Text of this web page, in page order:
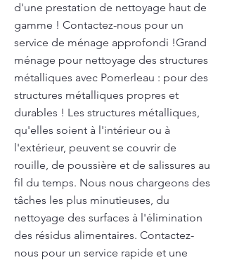
d'une prestation de nettoyage haut de
gamme ! Contactez-nous pour un
service de ménage approfondi !Grand
ménage pour nettoyage des structures
métalliques avec Pomerleau : pour des
structures métalliques propres et
durables ! Les structures métalliques,
qu'elles soient à l'intérieur ou à
l'extérieur, peuvent se couvrir de
rouille, de poussière et de salissures au
fil du temps. Nous nous chargeons des
tâches les plus minutieuses, du
nettoyage des surfaces à l'élimination
des résidus alimentaires. Contactez-
nous pour un service rapide et une